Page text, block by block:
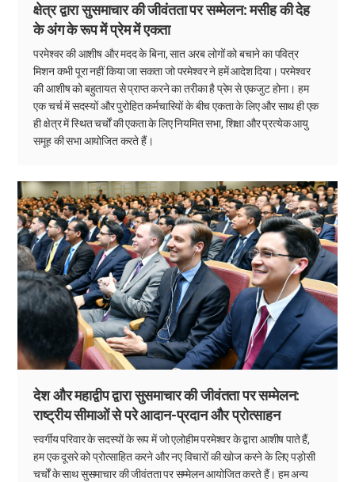
क्षेत्र द्वारा सुसमाचार की जीवंतता पर सम्मेलन: मसीह की देह
के अंग के रूप में प्रेम में एकता
परमेश्वर की आशीष और मदद के बिना, सात अरब लोगों को बचाने का पवित्र
मिशन कभी पूरा नहीं किया जा सकता जो परमेश्वर ने हमें आदेश दिया। परमेश्वर
की आशीष को बहुतायत से प्राप्त करने का तरीका है प्रेम से एकजुट होना। हम
एक चर्च में सदस्यों और पुरोहित कर्मचारियों के बीच एकता के लिए और साथ ही एक
ही क्षेत्र में स्थित चर्चों की एकता के लिए नियमित सभा, शिक्षा और प्रत्येक आयु
समूह की सभा आयोजित करते हैं।
देश और महाद्वीप द्वारा सुसमाचार की जीवंतता पर सम्मेलन:
राष्ट्रीय सीमाओं से परे आदान-प्रदान और प्रोत्साहन
स्वर्गीय परिवार के सदस्यों के रूप में जो एलोहीम परमेश्वर के द्वारा आशीष पाते हैं,
हम एक दूसरे को प्रोत्साहित करने और नए विचारों की खोज करने के लिए पड़ोसी
चर्चों के साथ सुसमाचार की जीवंतता पर सम्मेलन आयोजित करते हैं। हम अन्य